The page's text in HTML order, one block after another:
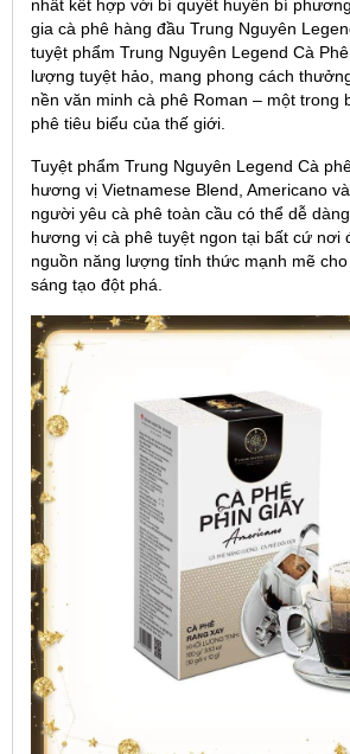
nhất kết hợp với bí quyết huyền bí
gia cà phê hàng đầu Trung Nguyên
tuyệt phẩm Trung Nguyên Legend Cà
lượng tuyệt hảo, mang phong cách
nền văn minh cà phê Roman – một trong
phê tiêu biểu của thế giới.
Tuyệt phẩm Trung Nguyên Legend Cà
hương vị Vietnamese Blend, Americano
người yêu cà phê toàn cầu có thể dễ
hương vị cà phê tuyệt ngon tại bất cứ nơi
nguồn năng lượng tỉnh thức mạnh mẽ
sáng tạo đột phá.